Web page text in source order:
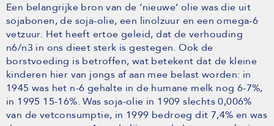
Een belangrijke bron van de ‘nieuwe’ olie was die uit
sojabonen, de soja-olie, een linolzuur en een omega-6
vetzuur. Het heeft ertoe geleid, dat de verhouding
n6/n3 in ons dieet sterk is gestegen. Ook de
borstvoeding is betroffen, wat betekent dat de kleine
kinderen hier van jongs af aan mee belast worden: in
1945 was het n-6 gehalte in de humane melk nog 6-7%,
in 1995 15-16%. Was soja-olie in 1909 slechts 0,006%
van de vetconsumptie, in 1999 bedroeg dit 7,4% en was